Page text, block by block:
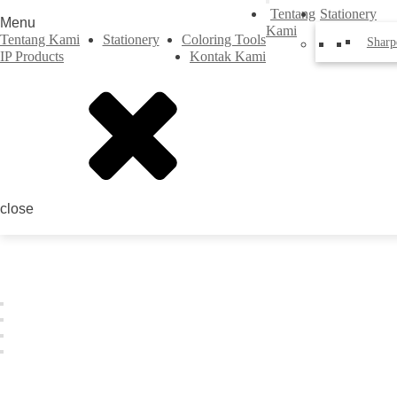
Menu
Tentang Kami
Stationery
Coloring Tools
IP Products
Kontak Kami
close
Tentang
Kami
Stationery